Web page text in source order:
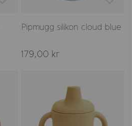
Pipmugg silikon cloud blue
179,00 kr